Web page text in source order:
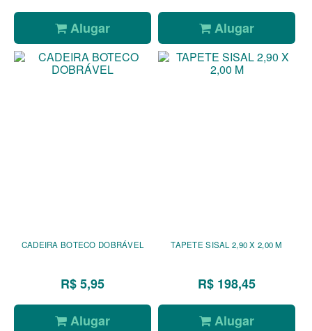
Alugar Alugar
CADEIRA BOTECO DOBRÁVEL
R$ 5,95
Alugar
TAPETE SISAL 2,90 X 2,00 M
R$ 198,45
Alugar